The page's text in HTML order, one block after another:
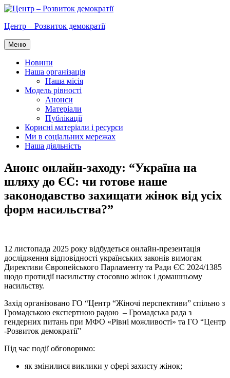
Перейти
вмісту
Центр – Розвиток демократії
Меню
Новини
Наша організація
Наша місія
Модель рівності
Анонси
Матеріали
Публікації
Корисні матеріали і ресурси
Ми в соціальних мережах
Наша діяльність
Анонс онлайн-заходу: “Україна на
шляху до ЄС: чи готове наше
законодавство захищати жінок від усіх
форм насильства?”
12 листопада 2025 року відбудеться онлайн-презентація
дослідження відповідності українських законів вимогам
Директиви Європейського Парламенту та Ради ЄС 2024/1385
щодо протидії насильству стосовно жінок і домашньому
насильству.
Захід організовано ГО “Центр “Жіночі перспективи” спільно з
Громадською експертною радою – Громадська рада з
гендерних питань при МФО «Рівні можливості» та ГО “Центр
-Розвиток демократії”
Під час події обговоримо:
як змінилися виклики у сфері захисту жінок;